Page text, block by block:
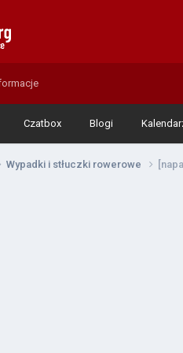
Czatbox Blogi
Wypadki i stłuczki rowerowe